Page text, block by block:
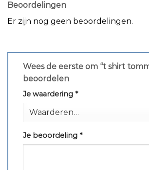
Beoordelingen
Er zijn nog geen beoordelingen.
Wees de eerste om “t shirt
beoordelen
Je waardering *
Je beoordeling *